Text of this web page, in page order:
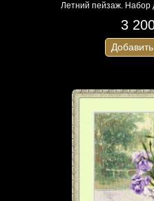
Летний пейзаж. Набор
3